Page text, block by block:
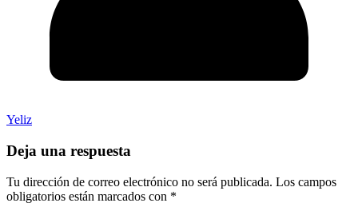
Yeliz
Deja una respuesta
Tu dirección de correo electrónico no será publicada. Los campos
obligatorios están marcados con *